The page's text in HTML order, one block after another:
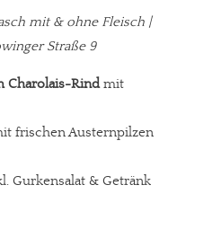
mit & ohne Fleisch |
Straße 9
Charolais-Rindmit
frischen Austernpilzen
Gurkensalat & Getränk